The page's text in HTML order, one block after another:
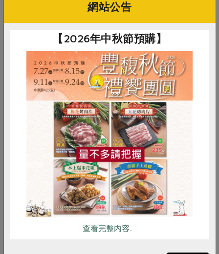
雲林斗南農會代表，記錄了在愛沙尼亞為草莓蓋防寒紗的
農事工作。
是孩子成為身體力行、服務社會的公民，農業是職業選項
之一。但她也看到家鄉有四健活動時，孩子會回來幫忙，
她感性地說：「這樣也可以多回來看一下父母」。家鄉還
在，四健還在，就這樣牽起了一條孩子回家的線，這就是
四健推廣教育最深刻的力量。
RPET 食譜 減硝酸鹽
雞蛋 食安 共同購買
網站公告
【2026年中秋節預購】
查看完整內容..